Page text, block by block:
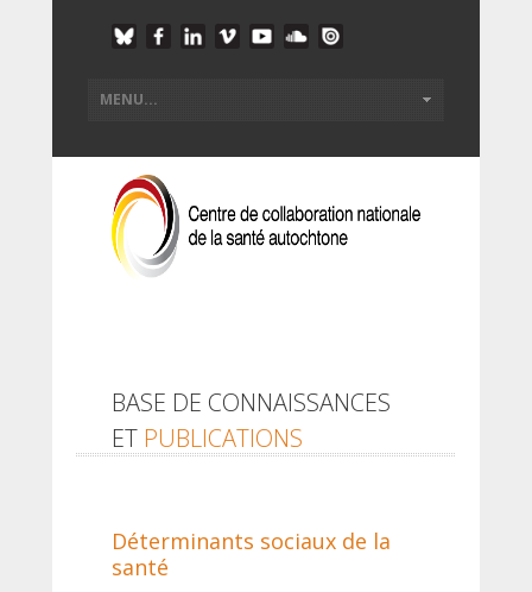
BASE DE CONNAISSANCES
ET PUBLICATIONS
Déterminants sociaux de la
santé